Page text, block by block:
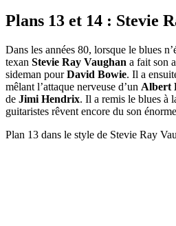
Plans 13 et 14 : Stevie
Dans les années 80, lorsque le blues
texan Stevie Ray Vaughan a fait son
sideman pourDavid Bowie. Il a
mêlant l’attaque nerveuse d’un Albert
de Jimi Hendrix. Il a remis le blues à
guitaristes rêvent encore du son
Plan 13 dans le style de Stevie Ray